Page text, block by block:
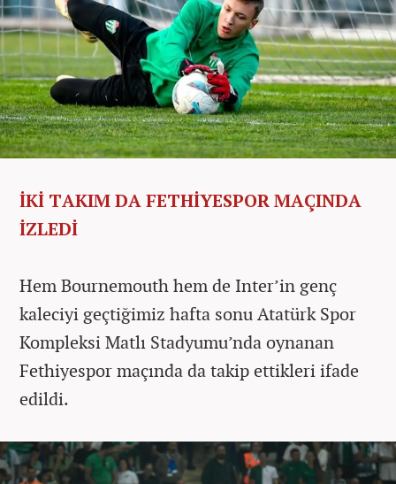
İKİ TAKIM DA FETHİYESPOR MAÇINDA
İZLEDİ
Hem Bournemouth hem de Inter’in genç
kaleciyi geçtiğimiz hafta sonu Atatürk Spor
Kompleksi Matlı Stadyumu’nda oynanan
Fethiyespor maçında da takip ettikleri ifade
edildi.